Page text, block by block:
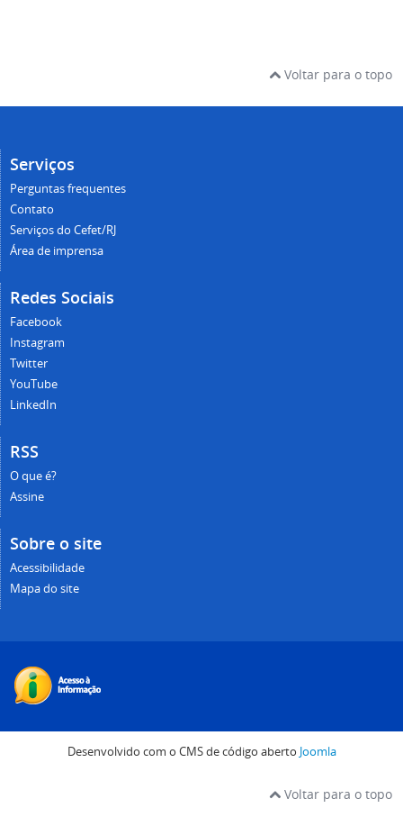
Voltar para o topo
Serviços
Perguntas frequentes
Contato
Serviços do Cefet/RJ
Área de imprensa
Redes Sociais
Facebook
Instagram
Twitter
YouTube
LinkedIn
RSS
O que é?
Assine
Sobre o site
Acessibilidade
Mapa do site
Desenvolvido com o CMS de código aberto Joomla
Voltar para o topo